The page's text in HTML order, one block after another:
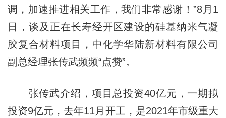
调，加速推进相关工作，我们非常感谢！”8月1
日，谈及正在长寿经开区建设的硅基纳米气凝
胶复合材料项目，中化学华陆新材料有限公司
副总经理张传武频频“点赞”。
张传武介绍，项目总投资40亿元，一期拟
投资9亿元，去年11月开工，是2021年市级重大